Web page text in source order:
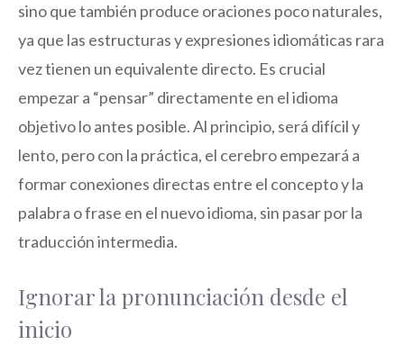
sino que también produce oraciones poco naturales,
ya que las estructuras y expresiones idiomáticas rara
vez tienen un equivalente directo. Es crucial
empezar a “pensar” directamente en el idioma
objetivo lo antes posible. Al principio, será difícil y
lento, pero con la práctica, el cerebro empezará a
formar conexiones directas entre el concepto y la
palabra o frase en el nuevo idioma, sin pasar por la
traducción intermedia.
Ignorar la pronunciación desde el
inicio